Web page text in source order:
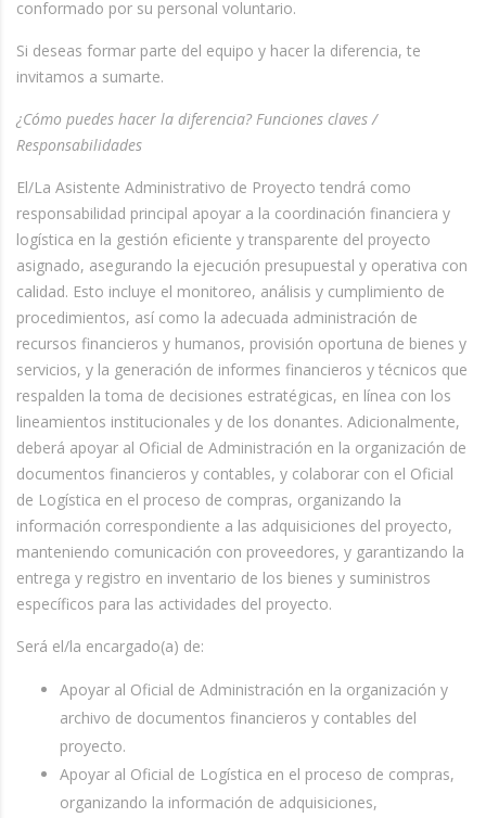
conformado por su personal voluntario.
Si deseas formar parte del equipo y hacer la diferencia, te
invitamos a sumarte.
¿Cómo puedes hacer la diferencia? Funciones claves /
Responsabilidades
El/La Asistente Administrativo de Proyecto tendrá como
responsabilidad principal apoyar a la coordinación financiera y
logística en la gestión eficiente y transparente del proyecto
asignado, asegurando la ejecución presupuestal y operativa con
calidad. Esto incluye el monitoreo, análisis y cumplimiento de
procedimientos, así como la adecuada administración de
recursos financieros y humanos, provisión oportuna de bienes y
servicios, y la generación de informes financieros y técnicos que
respalden la toma de decisiones estratégicas, en línea con los
lineamientos institucionales y de los donantes. Adicionalmente,
deberá apoyar al Oficial de Administración en la organización de
documentos financieros y contables, y colaborar con el Oficial
de Logística en el proceso de compras, organizando la
información correspondiente a las adquisiciones del proyecto,
manteniendo comunicación con proveedores, y garantizando la
entrega y registro en inventario de los bienes y suministros
específicos para las actividades del proyecto.
Será el/la encargado(a) de:
Apoyar al Oficial de Administración en la organización y
archivo de documentos financieros y contables del
proyecto.
Apoyar al Oficial de Logística en el proceso de compras,
organizando la información de adquisiciones,